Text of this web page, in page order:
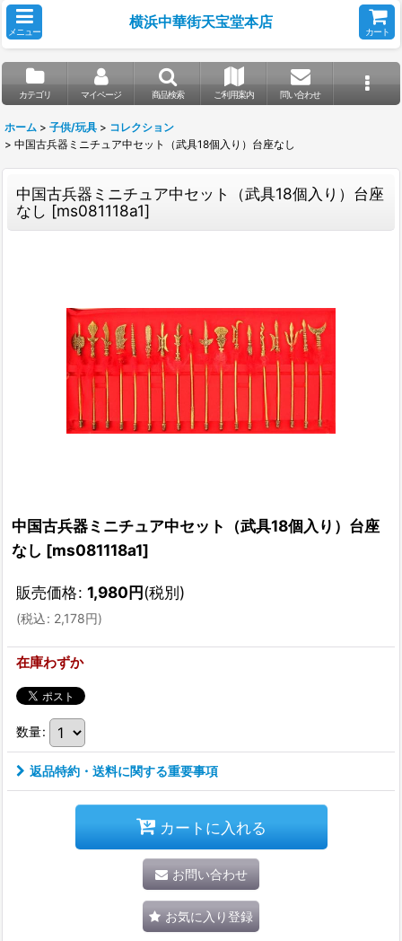
メニュー
横浜中華街天宝堂本店
カート
カテゴリ マイページ 商品検索 ご利用案内 問い合わせ
ホーム > 子供/玩具 > コレクション
> 中国古兵器ミニチュア中セット（武具18個入り）台座なし
中国古兵器ミニチュア中セット（武具18個入り）台座
なし [ms081118a1]
中国古兵器ミニチュア中セット（武具18個入り）台座
なし [ms081118a1]
販売価格: 1,980円(税別)
(税込: 2,178円)
在庫わずか
数量:
返品特約・送料に関する重要事項
カートに入れる
お問い合わせ
お気に入り登録